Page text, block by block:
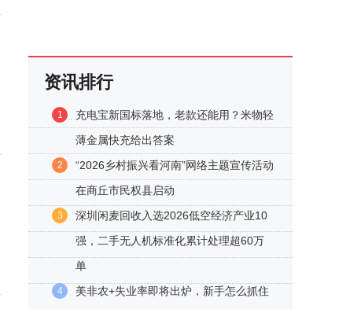
资讯排行
1
充电宝新国标落地，老款还能用？米物轻
薄金属快充给出答案
2
“2026乡村振兴看河南”网络主题宣传活动
在商丘市民权县启动
3
深圳闲麦回收入选2026低空经济产业10
强，二手无人机标准化累计处理超60万
单
4
美非农+失业率即将出炉，新手怎么抓住